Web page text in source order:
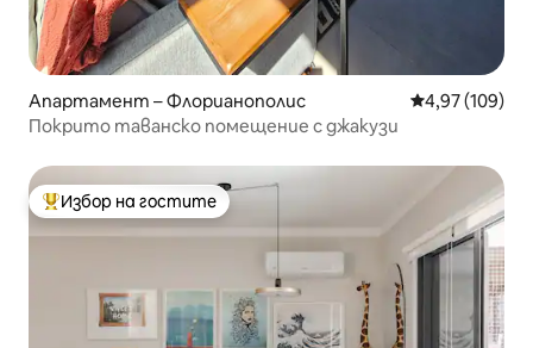
Апартамент – Флорианополис Средна
4,97 (109)
Покрито таванско помещение с джакузи
Най-популярен избор на гостите
Избор на гостите